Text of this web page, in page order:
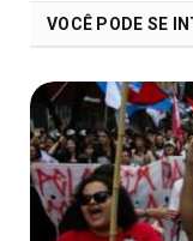
VOCÊ PODE SE